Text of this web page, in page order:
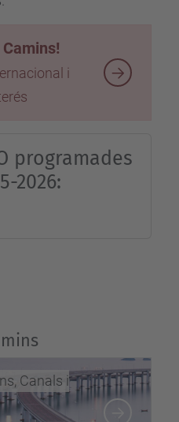
i
programades
2026:
Canals i